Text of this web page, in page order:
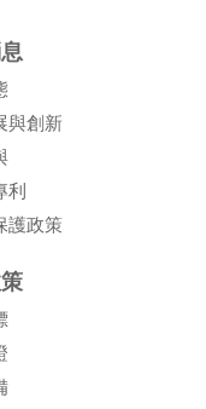
與創新
利
護政策